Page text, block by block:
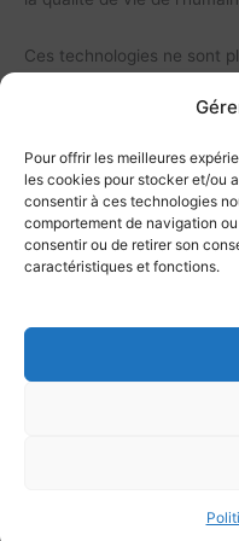
Pour offrir les meilleures
les cookies pour stocker et/ou
consentir à ces technologies
comportement de navigation
consentir ou de retirer son
caractéristiques et fonctions.
Ces technologies ne sont
expérimentée et
rentabilité, en qualité de
Vous voulez franchir le pas
Lire la suite...
Vous aimerez